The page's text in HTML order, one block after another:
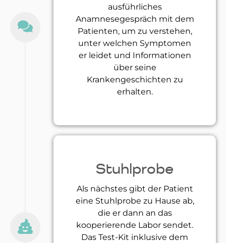
ausführliches
Anamnesegespräch mit dem
Patienten, um zu verstehen,
unter welchen Symptomen
er leidet und Informationen
über seine
Krankengeschichten zu
erhalten.
Stuhlprobe
Als nächstes gibt der Patient
eine Stuhlprobe zu Hause ab,
die er dann an das
kooperierende Labor sendet.
Das Test-Kit inklusive dem